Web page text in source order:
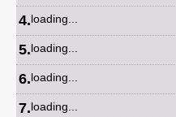
4.loading...
5.loading...
6.loading...
7.loading...